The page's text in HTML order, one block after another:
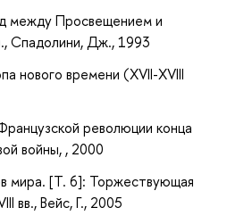
между Просвещением и
Спадолини, Дж., 1993
нового времени (XVII-XVIII
революции конца
войны, , 2000
мира. [Т. 6]: Торжествующая
вв., Вейс, Г., 2005